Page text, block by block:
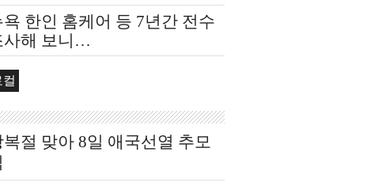
욕 한인 홈케어 등 7년간 전수
사해 보니…
컬
복절 맞아 8일 애국선열 추모